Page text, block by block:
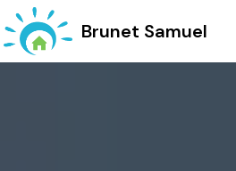
734 Vieux, Chemin
06 13 07 72 97Brunet Samuel
Panneau de gestion des cookies